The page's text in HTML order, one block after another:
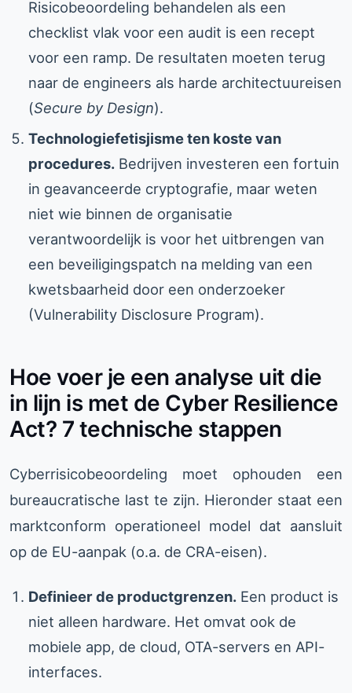
Risicobeoordeling behandelen als een
checklist vlak voor een audit is een recept
voor een ramp. De resultaten moeten terug
naar de engineers als harde architectuureisen
(Secure by Design).
Technologiefetisjisme ten koste van
procedures. Bedrijven investeren een fortuin
in geavanceerde cryptografie, maar weten
niet wie binnen de organisatie
verantwoordelijk is voor het uitbrengen van
een beveiligingspatch na melding van een
kwetsbaarheid door een onderzoeker
(Vulnerability Disclosure Program).
Hoe voer je een analyse uit die
in lijn is met de Cyber Resilience
Act? 7 technische stappen
Cyberrisicobeoordeling moet ophouden een
bureaucratische last te zijn. Hieronder staat een
marktconform operationeel model dat aansluit
op de EU-aanpak (o.a. de CRA-eisen).
Definieer de productgrenzen. Een product is
niet alleen hardware. Het omvat ook de
mobiele app, de cloud, OTA-servers en API-
interfaces.